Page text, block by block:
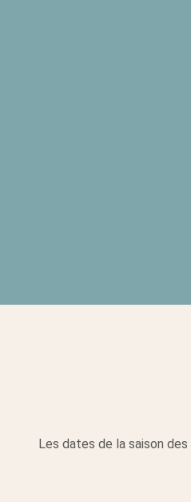
Les dates de la saison